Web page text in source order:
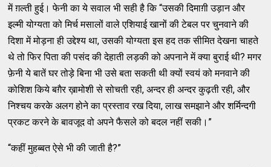
में ग़ल्‍ती हुई। फेनी का ये सवाल भी सही है कि “उसकी दिमाग़ी उड़ान और
इल्‍मी योग्‍यता को मिर्च मसालों वाले एशियाई खानों की टेबल पर चुनवाने की
दिशा में मोड़ना ही उद्देश्‍य था, उसकी योग्‍यता इस हद तक सीमित देखना चाहते
थे तो फिर पिता की पसंद की देहाती लड़की को अपनाने में क्‍या बुराई थी? मगर
फ़ेनी ये बातें घर तोड़े बिना भी उसे बता सकती थी क्‍यों स्‍वयं को मनवाने की
कोशिश किये बग़ैर ख़ामोशी से सोचती रही, अन्‍दर ही अन्‍दर कुढ़ती रही, और
निश्‍चय करके अलग होने का प्रस्‍ताव रख दिया, लाख समझाने और शर्मिन्‍दगी
प्रकट करने के बावजूद वो अपने फैसले को बदल नहीं सकी।”
“कहीं मुहब्‍बत ऐसे भी की जाती है?”